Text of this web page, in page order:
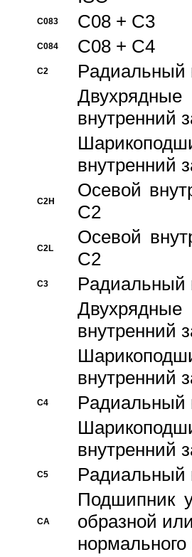
C083 C08 + C3
C084 C08 + C4
C2
Pадиальный
внутренний
внутренний
C2H
Осевой
C2
C2L
Осевой
C2
C3
Pадиальный
внутренний
внутренний
C4
Pадиальный
внутренний
C5 Pадиальный
CA
Подшипник
образной
нормального